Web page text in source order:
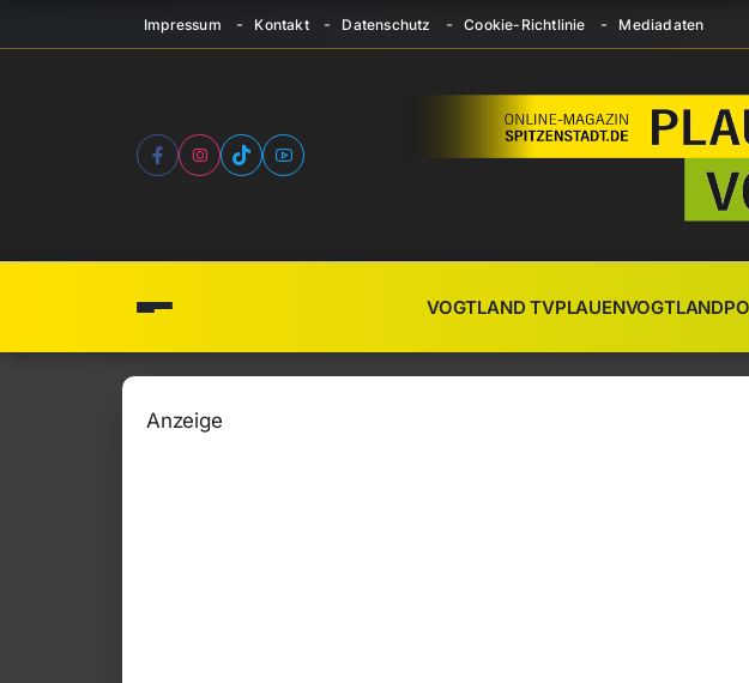
Impressum Kontakt Datenschutz Cookie-Richtlinie Mediadaten
VOGTLAND TVPLAUENVOGTLAND
Anzeige